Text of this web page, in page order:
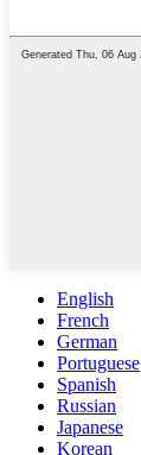
English
French
German
Portuguese
Spanish
Russian
Japanese
Korean